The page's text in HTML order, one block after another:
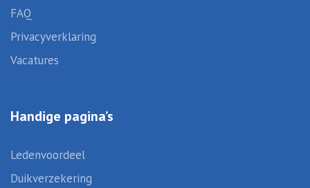
FAQ
Privacyverklaring
Vacatures
Handige pagina’s
Ledenvoordeel
Duikverzekering